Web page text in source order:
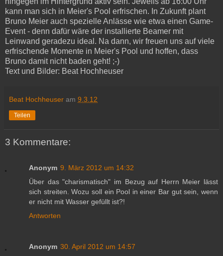
kann man sich in Meier's Pool erfrischen. In Zukunft plant
Bruno Meier auch spezielle Anlässe wie etwa einen Game-
Event - denn dafür wäre der installierte Beamer mit
Leinwand geradezu ideal. Na dann, wir freuen uns auf viele
erfrischende Momente in Meier's Pool und hoffen, dass
Bruno damit nicht baden geht! ;-)
Text und Bilder: Beat Hochheuser
Beat Hochheuser am 9.3.12
Teilen
3 Kommentare:
Anonym 9. März 2012 um 14:32
Über das "charismatisch" im Bezug auf Herrn Meier lässt
sich streiten. Wozu soll ein Pool in einer Bar gut sein, wenn
er nicht mit Wasser gefüllt ist?!
Antworten
Anonym 30. April 2012 um 14:57